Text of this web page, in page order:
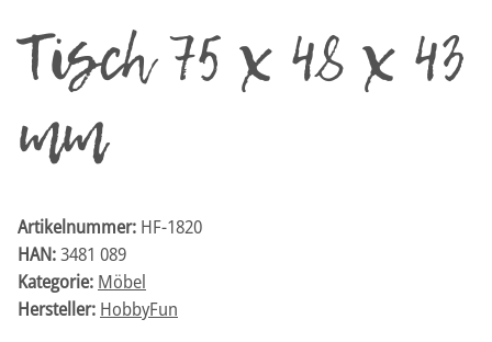
Tisch 75 x 48 x 43
mm
Artikelnummer: HF-1820
HAN:3481 089
Kategorie: Möbel
Hersteller: HobbyFun